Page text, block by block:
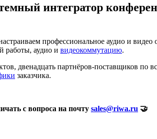
интегратор
профессиональное аудио и видео
работы, аудио и видеокоммутацию.
двенадцать партнёров-поставщиков
заказчика.
с вопроса на почту sales@riwa.ru 🤝